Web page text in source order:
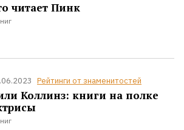
читает Пинк
Рейтинги от знаменитостей
Коллинз: книги на полке